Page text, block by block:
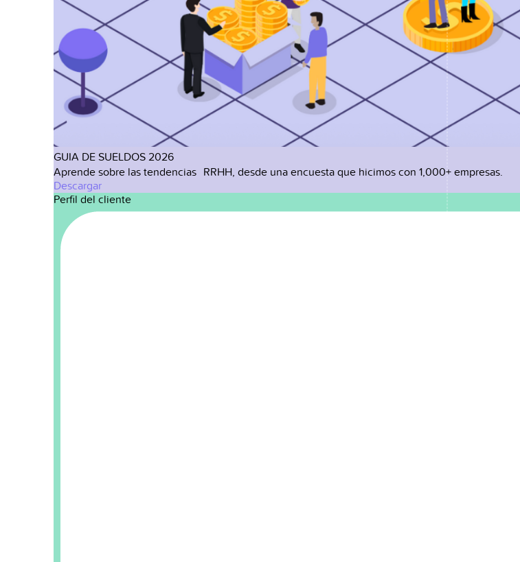
GUIA DE SUELDOS 2026
Aprende sobre las tendencias RRHH, desde una encuesta que hicimos con 1,000+ empresas.
Descargar
Perfil del cliente